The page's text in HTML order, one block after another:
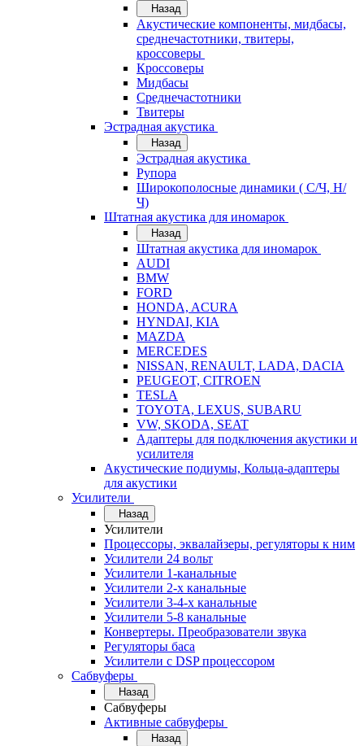
Назад
Акустические компоненты, мидбасы,
среднечастотники, твитеры,
кроссоверы
Кроссоверы
Мидбасы
Среднечастотники
Твитеры
Эстрадная акустика
Назад
Эстрадная акустика
Рупора
Широкополосные динамики ( С/Ч, Н/
Ч)
Штатная акустика для иномарок
Назад
Штатная акустика для иномарок
AUDI
BMW
FORD
HONDA, ACURA
HYNDAI, KIA
MAZDA
MERCEDES
NISSAN, RENAULT, LADA, DACIA
PEUGEOT, CITROEN
TESLA
TOYOTA, LEXUS, SUBARU
VW, SKODA, SEAT
Адаптеры для подключения акустики и
усилителя
Акустические подиумы, Кольца-адаптеры
для акустики
Усилители
Назад
Усилители
Процессоры, эквалайзеры, регуляторы к ним
Усилители 24 вольт
Усилители 1-канальные
Усилители 2-х канальные
Усилители 3-4-х канальные
Усилители 5-8 канальные
Конвертеры. Преобразователи звука
Регуляторы баса
Усилители с DSP процессором
Сабвуферы
Назад
Сабвуферы
Активные сабвуферы
Назад